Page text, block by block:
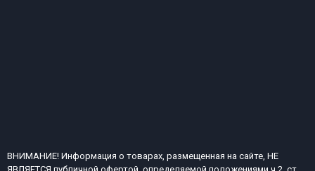
ВНИМАНИЕ! Информация о товарах, размещенная на сайте, НЕ